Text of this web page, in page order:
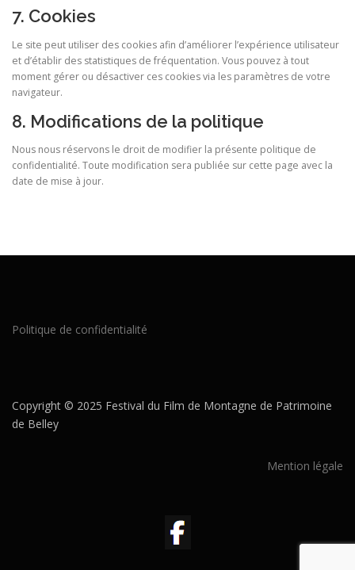
7. Cookies
Le site peut utiliser des cookies afin d’améliorer l’expérience utilisateur
et d’établir des statistiques de fréquentation. Vous pouvez à tout
moment gérer ou désactiver ces cookies via les paramètres de votre
navigateur.
8. Modifications de la politique
Nous nous réservons le droit de modifier la présente politique de
confidentialité. Toute modification sera publiée sur cette page avec la
date de mise à jour.
Politique de confidentialité
Copyright © 2025 Festival du Film de Montagne de Patrimoine
de Belley
Mention légale